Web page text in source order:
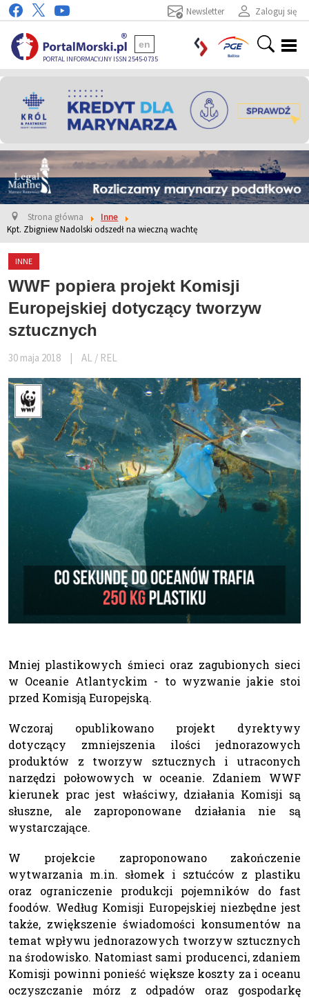
Zaloguj się
Newsletter
PORTAL INFORMACYJNY ISSN 2545-0735
en
Strona główna
Inne
Kpt. Zbigniew Nadolski odszedł na wieczną wachtę
INNE
WWF popiera projekt Komisji
Europejskiej dotyczący tworzyw
sztucznych
30 maja 2018 AL / REL
Mniej plastikowych śmieci oraz zagubionych sieci
w Oceanie Atlantyckim - to wyzwanie jakie stoi
przed Komisją Europejską.
Wczoraj opublikowano projekt dyrektywy
dotyczący zmniejszenia ilości jednorazowych
produktów z tworzyw sztucznych i utraconych
narzędzi połowowych w oceanie. Zdaniem WWF
kierunek prac jest właściwy, działania Komisji są
słuszne, ale zaproponowane działania nie są
wystarczające.
W projekcie zaproponowano zakończenie
wytwarzania m.in. słomek i sztućców z plastiku
oraz ograniczenie produkcji pojemników do fast
foodów. Według Komisji Europejskiej niezbędne jest
także, zwiększenie świadomości konsumentów na
temat wpływu jednorazowych tworzyw sztucznych
na środowisko. Natomiast sami producenci, zdaniem
Komisji powinni ponieść większe koszty za i oceanu
oczyszczanie mórz z odpadów oraz gospodarkę